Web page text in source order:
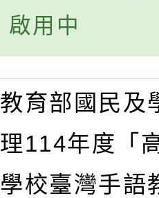
啟用中
育部國民及
114年度「
校臺灣手語